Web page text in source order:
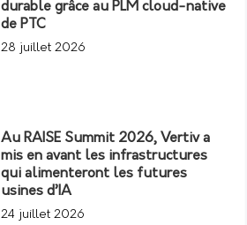
durable grâce au PLM cloud-native
de PTC
28 juillet 2026
Au RAISE Summit 2026, Vertiv a
mis en avant les infrastructures
qui alimenteront les futures
usines d’IA
24 juillet 2026